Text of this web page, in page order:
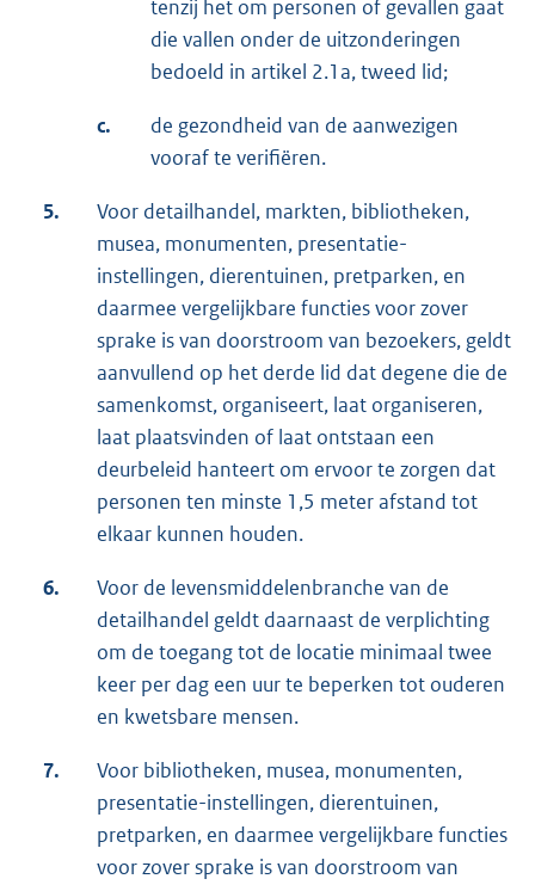
tenzij het om personen of gevallen gaat
die vallen onder de uitzonderingen
bedoeld in artikel 2.1a, tweed lid;
c.
de gezondheid van de aanwezigen
vooraf te verifiëren.
5.
Voor detailhandel, markten, bibliotheken,
musea, monumenten, presentatie-
instellingen, dierentuinen, pretparken, en
daarmee vergelijkbare functies voor zover
sprake is van doorstroom van bezoekers, geldt
aanvullend op het derde lid dat degene die de
samenkomst, organiseert, laat organiseren,
laat plaatsvinden of laat ontstaan een
deurbeleid hanteert om ervoor te zorgen dat
personen ten minste 1,5 meter afstand tot
elkaar kunnen houden.
6.
Voor de levensmiddelenbranche van de
detailhandel geldt daarnaast de verplichting
om de toegang tot de locatie minimaal twee
keer per dag een uur te beperken tot ouderen
en kwetsbare mensen.
7.
Voor bibliotheken, musea, monumenten,
presentatie-instellingen, dierentuinen,
pretparken, en daarmee vergelijkbare functies
voor zover sprake is van doorstroom van